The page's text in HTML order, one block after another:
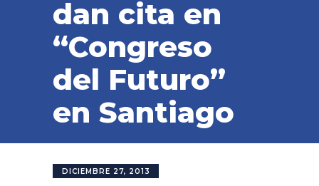
dan cita en
“Congreso
del Futuro”
en Santiago
DICIEMBRE 27, 2013